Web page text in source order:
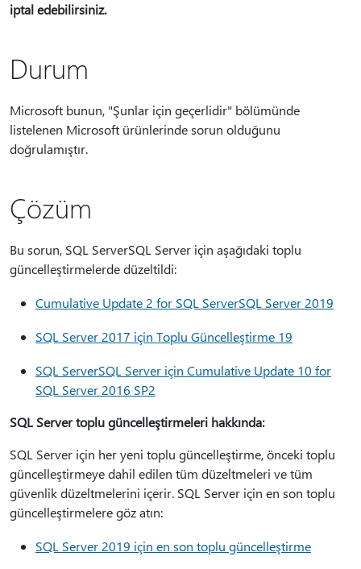
iptal edebilirsiniz.
Durum
Microsoft bunun, "Şunlar için geçerlidir" bölümünde
listelenen Microsoft ürünlerinde sorun olduğunu
doğrulamıştır.
Çözüm
Bu sorun, SQL ServerSQL Server için aşağıdaki toplu
güncelleştirmelerde düzeltildi:
Cumulative Update 2 for SQL ServerSQL Server 2019
SQL Server 2017 için Toplu Güncelleştirme 19
SQL ServerSQL Server için Cumulative Update 10 for
SQL Server 2016 SP2
SQL Server toplu güncelleştirmeleri hakkında:
SQL Server için her yeni toplu güncelleştirme, önceki toplu
güncelleştirmeye dahil edilen tüm düzeltmeleri ve tüm
güvenlik düzeltmelerini içerir. SQL Server için en son toplu
güncelleştirmelere göz atın:
SQL Server 2019 için en son toplu güncelleştirme